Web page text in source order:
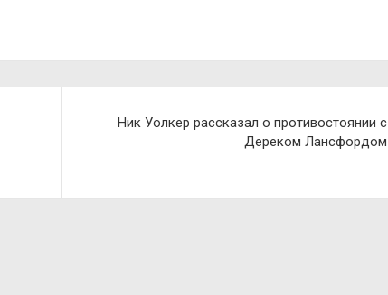
Ник Уолкер рассказал о противостоянии с
Дереком Лансфордом